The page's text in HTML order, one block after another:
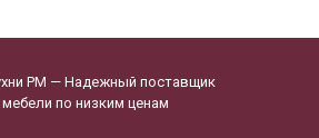
РМ — Надежный поставщик
по низким ценам